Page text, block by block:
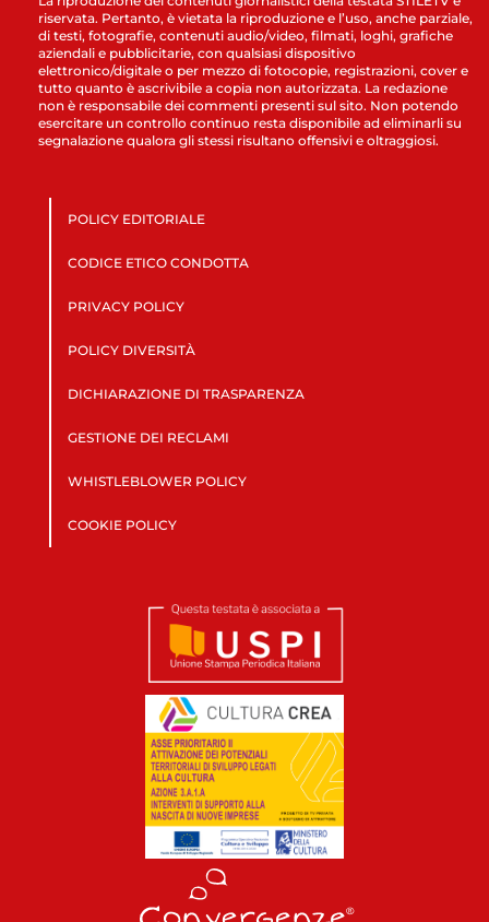
riservata. Pertanto, è vietata la riproduzione e l’uso, anche parziale,
di testi, fotografie, contenuti audio/video, filmati, loghi, grafiche
aziendali e pubblicitarie, con qualsiasi dispositivo
elettronico/digitale o per mezzo di fotocopie, registrazioni, cover e
tutto quanto è ascrivibile a copia non autorizzata. La redazione
non è responsabile dei commenti presenti sul sito. Non potendo
esercitare un controllo continuo resta disponibile ad eliminarli su
segnalazione qualora gli stessi risultano offensivi e oltraggiosi.
POLICY EDITORIALE
CODICE ETICO CONDOTTA
PRIVACY POLICY
POLICY DIVERSITÀ
DICHIARAZIONE DI TRASPARENZA
GESTIONE DEI RECLAMI
WHISTLEBLOWER POLICY
COOKIE POLICY